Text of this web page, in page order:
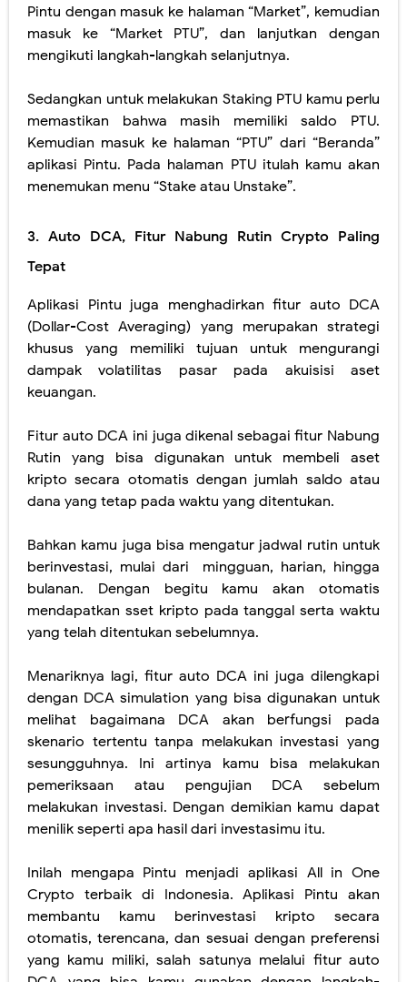
Pintu dengan masuk ke halaman “Market”, kemudian
masuk ke “Market PTU”, dan lanjutkan dengan
mengikuti langkah-langkah selanjutnya.
Sedangkan untuk melakukan Staking PTU kamu perlu
memastikan bahwa masih memiliki saldo PTU.
Kemudian masuk ke halaman “PTU” dari “Beranda”
aplikasi Pintu. Pada halaman PTU itulah kamu akan
menemukan menu “Stake atau Unstake”.
3. Auto DCA, Fitur Nabung Rutin Crypto Paling
Tepat
Aplikasi Pintu juga menghadirkan fitur auto DCA
(Dollar-Cost Averaging) yang merupakan strategi
khusus yang memiliki tujuan untuk mengurangi
dampak volatilitas pasar pada akuisisi aset
keuangan.
Fitur auto DCA ini juga dikenal sebagai fitur Nabung
Rutin yang bisa digunakan untuk membeli aset
kripto secara otomatis dengan jumlah saldo atau
dana yang tetap pada waktu yang ditentukan.
Bahkan kamu juga bisa mengatur jadwal rutin untuk
berinvestasi, mulai dari
mingguan, harian, hingga
bulanan. Dengan begitu kamu akan otomatis
mendapatkan sset kripto pada tanggal serta waktu
yang telah ditentukan sebelumnya.
Menariknya lagi, fitur auto DCA ini juga dilengkapi
dengan DCA simulation yang bisa digunakan untuk
melihat bagaimana DCA akan berfungsi pada
skenario tertentu tanpa melakukan investasi yang
sesungguhnya. Ini artinya kamu bisa melakukan
pemeriksaan atau pengujian DCA sebelum
melakukan investasi. Dengan demikian kamu dapat
menilik seperti apa hasil dari investasimu itu.
Inilah mengapa Pintu menjadi aplikasi All in One
Crypto terbaik di Indonesia. Aplikasi Pintu akan
membantu kamu berinvestasi kripto secara
otomatis, terencana, dan sesuai dengan preferensi
yang kamu miliki, salah satunya melalui fitur auto